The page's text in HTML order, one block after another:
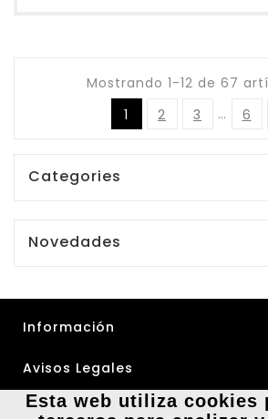
Mostrando 1-12 de 67
1
2 3 … 6
Categories
Novedades
Información
Avisos Legales
Su Cuenta
Esta web utiliza cookies